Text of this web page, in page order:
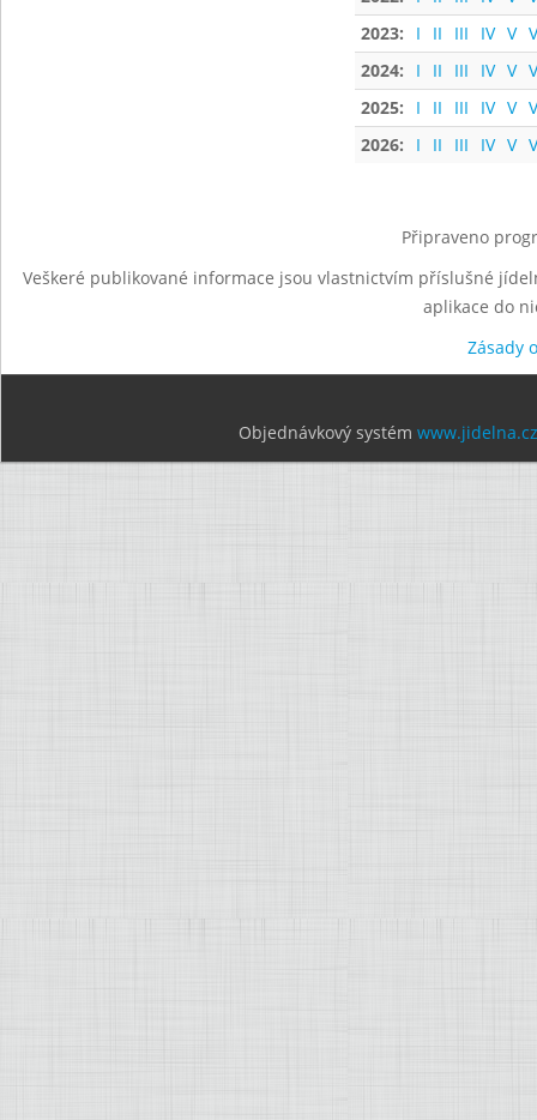
2023:
I II III IV V
2024:
I II III IV V
2025:
I II III IV V
2026:
I II III IV V
Připraveno
Veškeré publikované informace jsou vlastnictvím příslušné
aplikace do
Zásady
Objednávkový systém www.jidelna.cz